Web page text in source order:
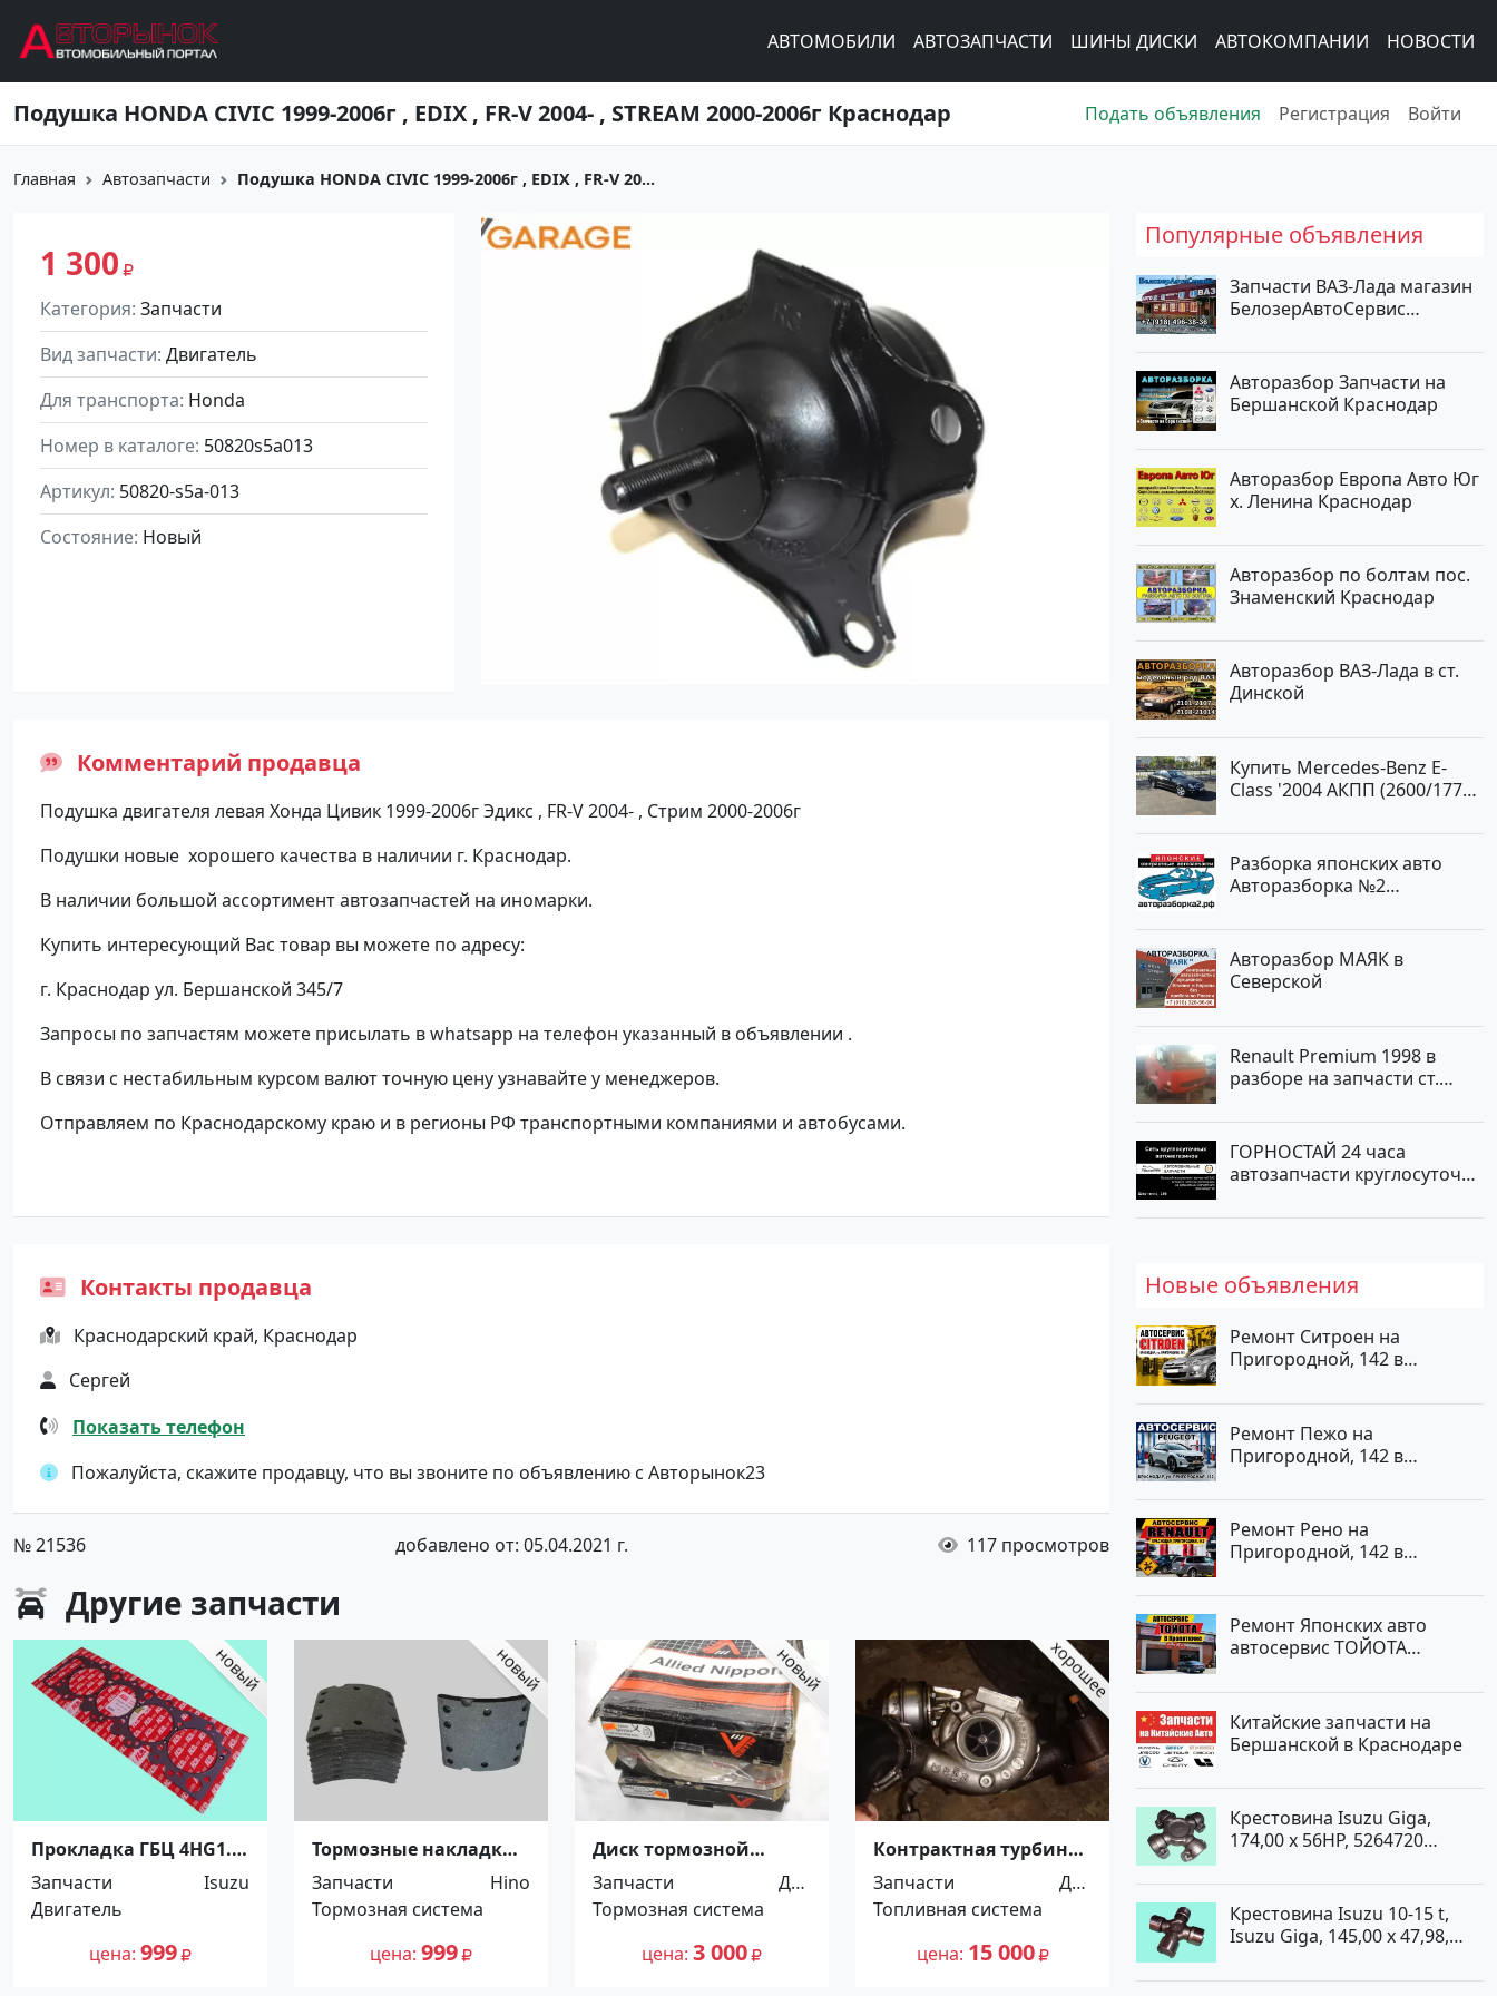
АВТОМОБИЛИ АВТОЗАПЧАСТИ ШИНЫ ДИСКИ АВТОКОМПАНИИ НОВОСТИ
Подушка HONDA CIVIC 1999-2006г , EDIX , FR-V 2004- , STREAM 2000-2006г Краснодар Подать объявления Регистрация Войти
Главная Автозапчасти Подушка HONDA CIVIC 1999-2006г , EDIX , FR-V 20...
1 300
Категория Запчасти
Вид запчасти Двигатель
Для транспорта Honda
Номер в каталоге 50820s5a013
Артикул 50820-s5a-013
Состояние Новый
Комментарий продавца
Подушка двигателя левая Хонда Цивик 1999-2006г Эдикс , FR-V 2004- , Стрим 2000-2006г
Подушки новые хорошего качества в наличии г. Краснодар.
В наличии большой ассортимент автозапчастей на иномарки.
Купить интересующий Вас товар вы можете по адресу:
г. Краснодар ул. Бершанской 345/7
Запросы по запчастям можете присылать в whatsapp на телефон указанный в объявлении .
В связи с нестабильным курсом валют точную цену узнавайте у менеджеров.
Отправляем по Краснодарскому краю и в регионы РФ транспортными компаниями и автобусами.
Контакты продавца
Краснодарский край, Краснодар
Сергей
Показать телефон
Пожалуйста, скажите продавцу, что вы звоните по объявлению с Авторынок23
№ 21536 добавлено от: 05.04.2021 г. 117 просмотров
Другие запчасти
Прокладка ГБЦ 4HG1.
4HG1-T, Isuzu, 1,525, HL.
Распродажа!
Краснодар
Запчасти
Isuzu
Двигатель
цена 999
Тормозные накладки
HINO Ranger, Profia.
Распродажа! До -100%!
Краснодар
Запчасти
Hino
Тормозная система
цена 999
Диск тормозной
передний на TOYOTA
Краснодар
Запчасти
Для
автомоби
Тормозная система
цена 3 000
Контрактная турбина
(03G253010H) на Audi
Volkswagen Skoda
Краснодар
Запчасти
Для
автомоби
Топливная система
цена 15 000
Популярные объявления
Запчасти ВАЗ-Лада магазин
БелозерАвтоСервис
Авторазбор Запчасти на
Бершанской Краснодар
Авторазбор Европа Авто Юг
х. Ленина Краснодар
Авторазбор по болтам пос.
Знаменский Краснодар
Авторазбор ВАЗ-Лада в ст.
Динской
Купить Mercedes-Benz E-
Class '2004 АКПП (2600/177
Новороссийск цвет черный
Седан по цене 620000
рублей, объявление №2192
на сайте Авторынок23
Разборка японских авто
Авторазборка №2
Авторазбор МАЯК в
Северской
Renault Premium 1998 в
разборе на запчасти ст.
ГОРНОСТАЙ 24 часа
автозапчасти круглосуточно
Новые объявления
Ремонт Ситроен на
Пригородной, 142 в
Ремонт Пежо на
Пригородной, 142 в
Ремонт Рено на
Пригородной, 142 в
Ремонт Японских авто
автосервис ТОЙОТА
Китайские запчасти на
Бершанской в Краснодаре
Крестовина Isuzu Giga,
174,00 x 56HP, 5264720
Крестовина Isuzu 10-15 t,
Isuzu Giga, 145,00 x 47,98,